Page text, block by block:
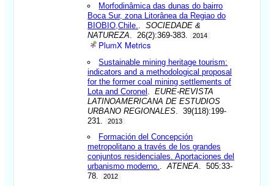
Morfodinâmica das dunas do bairro
Boca Sur, zona Litorânea da Regiao do
BIOBIO,Chile.
.SOCIEDADE &
NATUREZA . 26(2):369-383. 2014
PlumX Metrics
Sustainable mining heritage tourism:
indicators and a methodological proposal
for the former coal mining settlements of
Lota and Coronel
.EURE-REVISTA
LATINOAMERICANA DE ESTUDIOS
URBANO REGIONALES . 39(118):199-
231.
2013
Formación del Concepción
metropolitano a través de los grandes
conjuntos residenciales. Aportaciones del
urbanismo moderno.
.ATENEA . 505:33-
78.
2012